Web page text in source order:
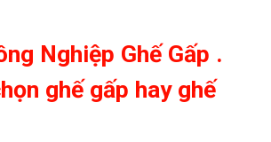
Nghiệp Ghế Gấp .
ghế gấp hay ghế